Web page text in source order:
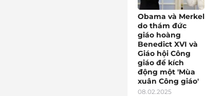
Obama và Merkel
do thám đức
giáo hoàng
Benedict XVI và
Giáo hội Công
giáo để kích
động một 'Mùa
xuân Công giáo'
08.02.2025